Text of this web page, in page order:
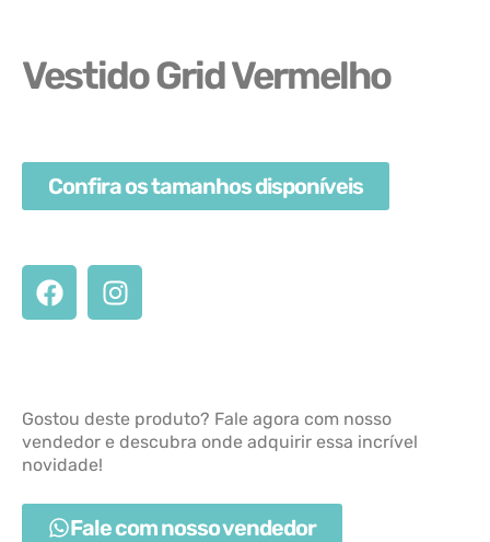
Vestido Grid Vermelho
Confira os tamanhos disponíveis
Gostou deste produto? Fale agora com nosso
vendedor e descubra onde adquirir essa incrível
novidade!
Fale com nosso vendedor